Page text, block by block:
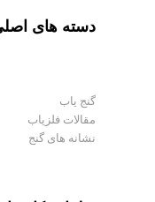
دسته های
گنج یاب
مقالات فلزیاب
نشانه های گنج